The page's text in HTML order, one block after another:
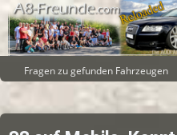
Fragen zu gefunden Fahrzeugen